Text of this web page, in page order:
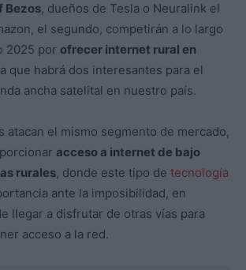
Bezos, dueños de Tesla o Neuralink el
el segundo, competirán a lo largo
2025 por ofrecer internet rural en
que habrá dos interesantes para el
ancha satelital en nuestro país.
atacan el mismo segmento de mercado,
acceso a internet de bajo
rurales, donde este tipo de tecnología
ante la imposibilidad, en
llegar a disfrutar de otras vías para
acceso a la red.